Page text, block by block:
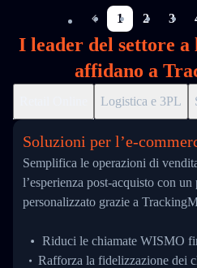
1 2 3
I leader del settore
affidano a
Logistica e 3PL
Soluzioni per
Semplifica le operazioni di
l’esperienza post-acquisto con
personalizzato grazie a
Riduci le chiamate WISMO
Rafforza la fidelizzazione dei